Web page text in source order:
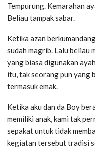
Tempurung. Kemarahan
Beliau tampak sabar.
Ketika azan
sudah magrib. Lalu beliau
yang biasa digunakan
itu, tak seorang pun yang
termasuk emak.
Ketika aku dan da Boy
memiliki anak, kami tak
sepakat untuk tidak
kegiatan tersebut tradisi